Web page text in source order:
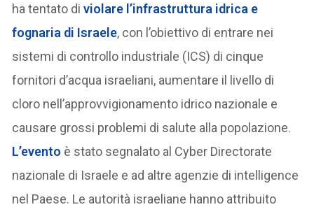
ha tentato diviolare l’infrastruttura idrica e
fognaria di Israele, con l’obiettivo di entrare nei
sistemi di controllo industriale (ICS) di cinque
fornitori d’acqua israeliani, aumentare il livello di
cloro nell’approvvigionamento idrico nazionale e
causare grossi problemi di salute alla popolazione.
L’evento è stato segnalato al Cyber Directorate
nazionale di Israele e ad altre agenzie di intelligence
nel Paese. Le autorità israeliane hanno attribuito